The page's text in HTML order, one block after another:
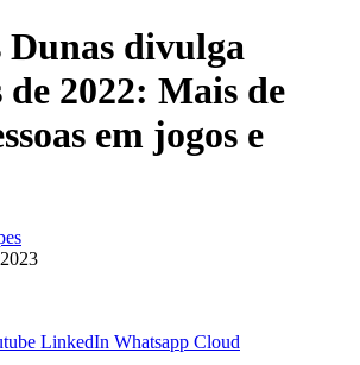
Dunas divulga
2022: Mais de
em jogos e
LinkedIn Whatsapp Cloud